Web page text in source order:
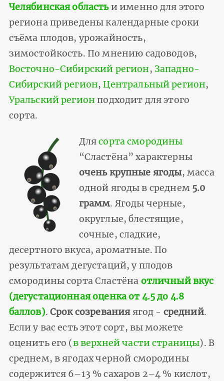
Челябинская областьи именно для этого
региона приведены календарные сроки
съёма плодов, урожайность,
зимостойкость. По мнению садоводов,
Восточно-Сибирский регион, Западно-
Сибирский регион,Центральный регион,
Уральский регион подходит для этого
сорта.
Длясорта смородины
“Сластёна” характерны
очень крупные ягоды, масса
одной ягоды в среднем 5.0
грамм. Ягоды черные,
округлые, блестящие,
сочные, сладкие,
десертного вкуса, ароматные. По
результатам дегустаций, у плодов
смородины сорта Сластёна отличный вкус
(дегустационная оценка от 4.5 до 4.8
баллов).Срок созреванияягод - средний.
Если у вас есть этот сорт, вы можете
оценить его (в верхней части страницы). В
среднем, в ягодах черной смородины
содержится 6–13 % сахаров 2–4 % кислот,